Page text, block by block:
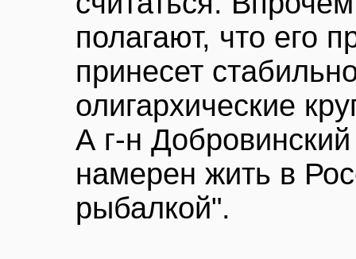
полагают, что его
принесет
олигархические
А г-н
намерен жить в
рыбалкой".